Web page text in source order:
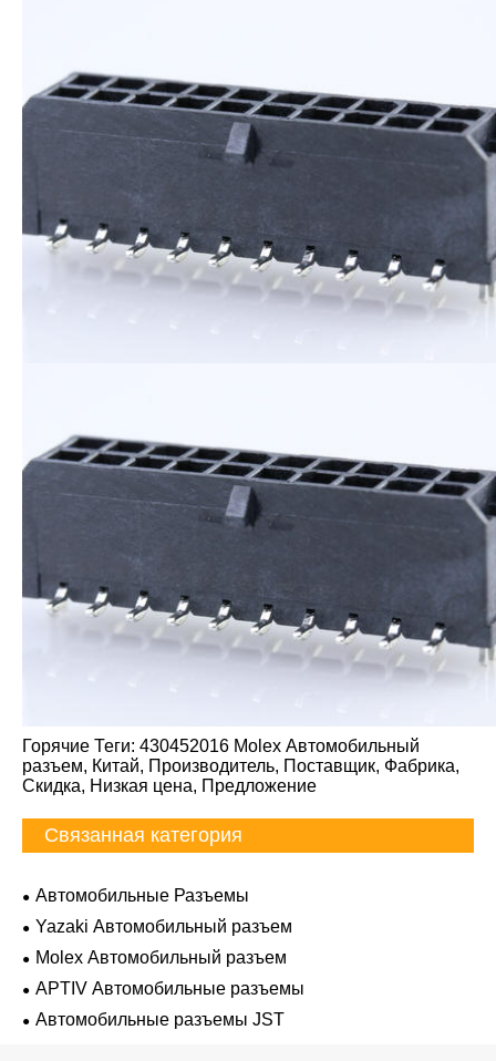
Горячие Теги: 430452016 Molex Автомобильный
разъем, Китай, Производитель, Поставщик, Фабрика,
Скидка, Низкая цена, Предложение
Связанная категория
Автомобильные Разъемы
Yazaki Автомобильный разъем
Molex Автомобильный разъем
APTIV Автомобильные разъемы
Автомобильные разъемы JST